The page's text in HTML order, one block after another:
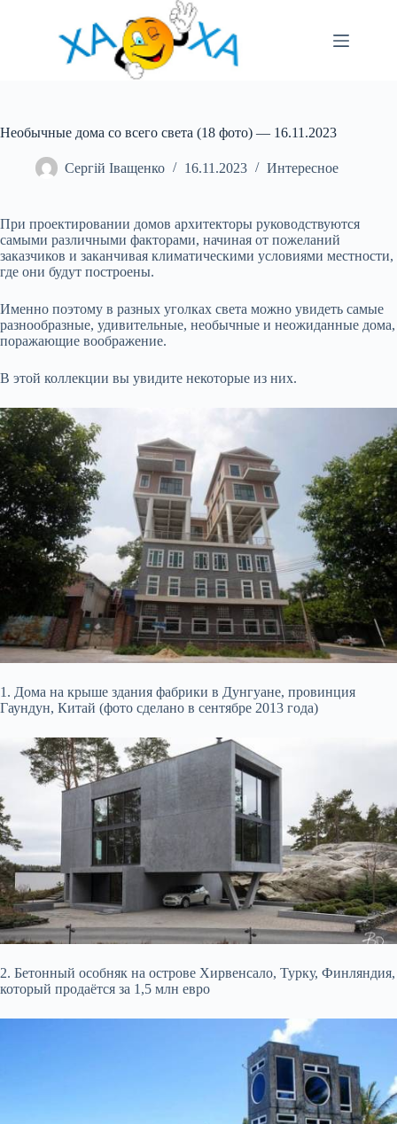
Необычные дома со всего света (18 фото) — 16.11.2023
Сергій Іващенко 16.11.2023 Интересное
При проектировании домов архитекторы руководствуются
самыми различными факторами, начиная от пожеланий
заказчиков и заканчивая климатическими условиями местности,
где они будут построены.
Именно поэтому в разных уголках света можно увидеть самые
разнообразные, удивительные, необычные и неожиданные дома,
поражающие воображение.
В этой коллекции вы увидите некоторые из них.
1. Дома на крыше здания фабрики в Дунгуане, провинция
Гаундун, Китай (фото сделано в сентябре 2013 года)
2. Бетонный особняк на острове Хирвенсало, Турку, Финляндия,
который продаётся за 1,5 млн евро